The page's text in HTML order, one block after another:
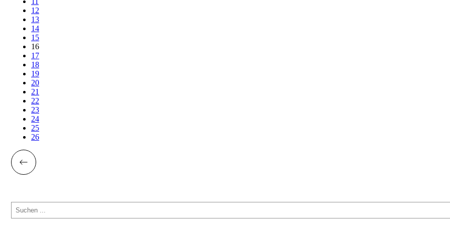
12
13
14
15
16
17
18
19
20
21
22
23
24
25
26
Suchen